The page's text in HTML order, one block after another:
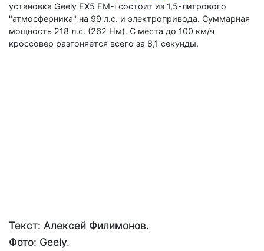
установка Geely EX5 EM-i состоит из 1,5-литрового
"атмосферника" на 99 л.с. и электропривода. Суммарная
мощность 218 л.с. (262 Нм). С места до 100 км/ч
кроссовер разгоняется всего за 8,1 секунды.
Текст: Алексей Филимонов.
Фото: Geely.